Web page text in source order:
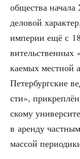
обще­ства
дело­вой
импе­рии ещё с
ви­тель­ствен­ных
ка­е­мых мест­ной
Петер­бург­ские
сти»,
ско­му
в арен­ду
мас­сой